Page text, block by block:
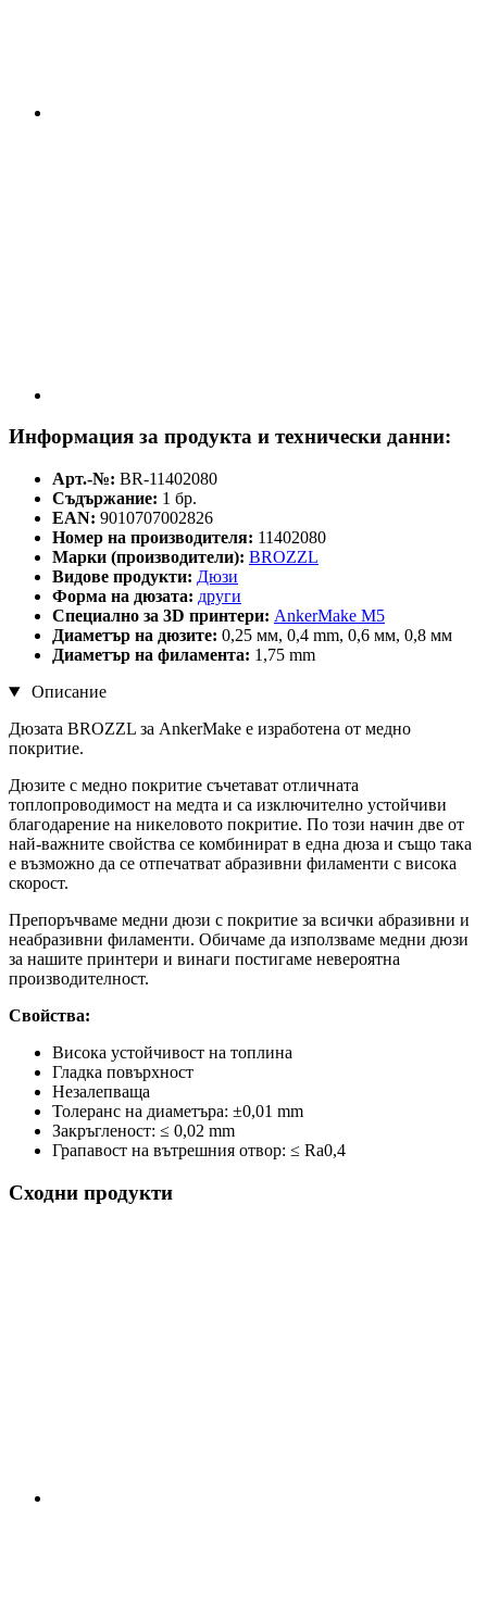
Информация за продукта и технически данни:
Арт.-№: BR-11402080
Съдържание: 1 бр.
EAN: 9010707002826
Номер на производителя: 11402080
Марки (производители): BROZZL
Видове продукти: Дюзи
Форма на дюзата: други
Специално за 3D принтери: AnkerMake M5
Диаметър на дюзите: 0,25 мм, 0,4 mm, 0,6 мм, 0,8 мм
Диаметър на филамента: 1,75 mm
Описание
Дюзата BROZZL за AnkerMake е изработена от медно
покритие.
Дюзите с медно покритие съчетават отличната
топлопроводимост на медта и са изключително устойчиви
благодарение на никеловото покритие. По този начин две от
най-важните свойства се комбинират в една дюза и също така
е възможно да се отпечатват абразивни филаменти с висока
скорост.
Препоръчваме медни дюзи с покритие за всички абразивни и
неабразивни филаменти. Обичаме да използваме медни дюзи
за нашите принтери и винаги постигаме невероятна
производителност.
Свойства:
Висока устойчивост на топлина
Гладка повърхност
Незалепваща
Толеранс на диаметъра: ±0,01 mm
Закръгленост: ≤ 0,02 mm
Грапавост на вътрешния отвор: ≤ Ra0,4
Сходни продукти